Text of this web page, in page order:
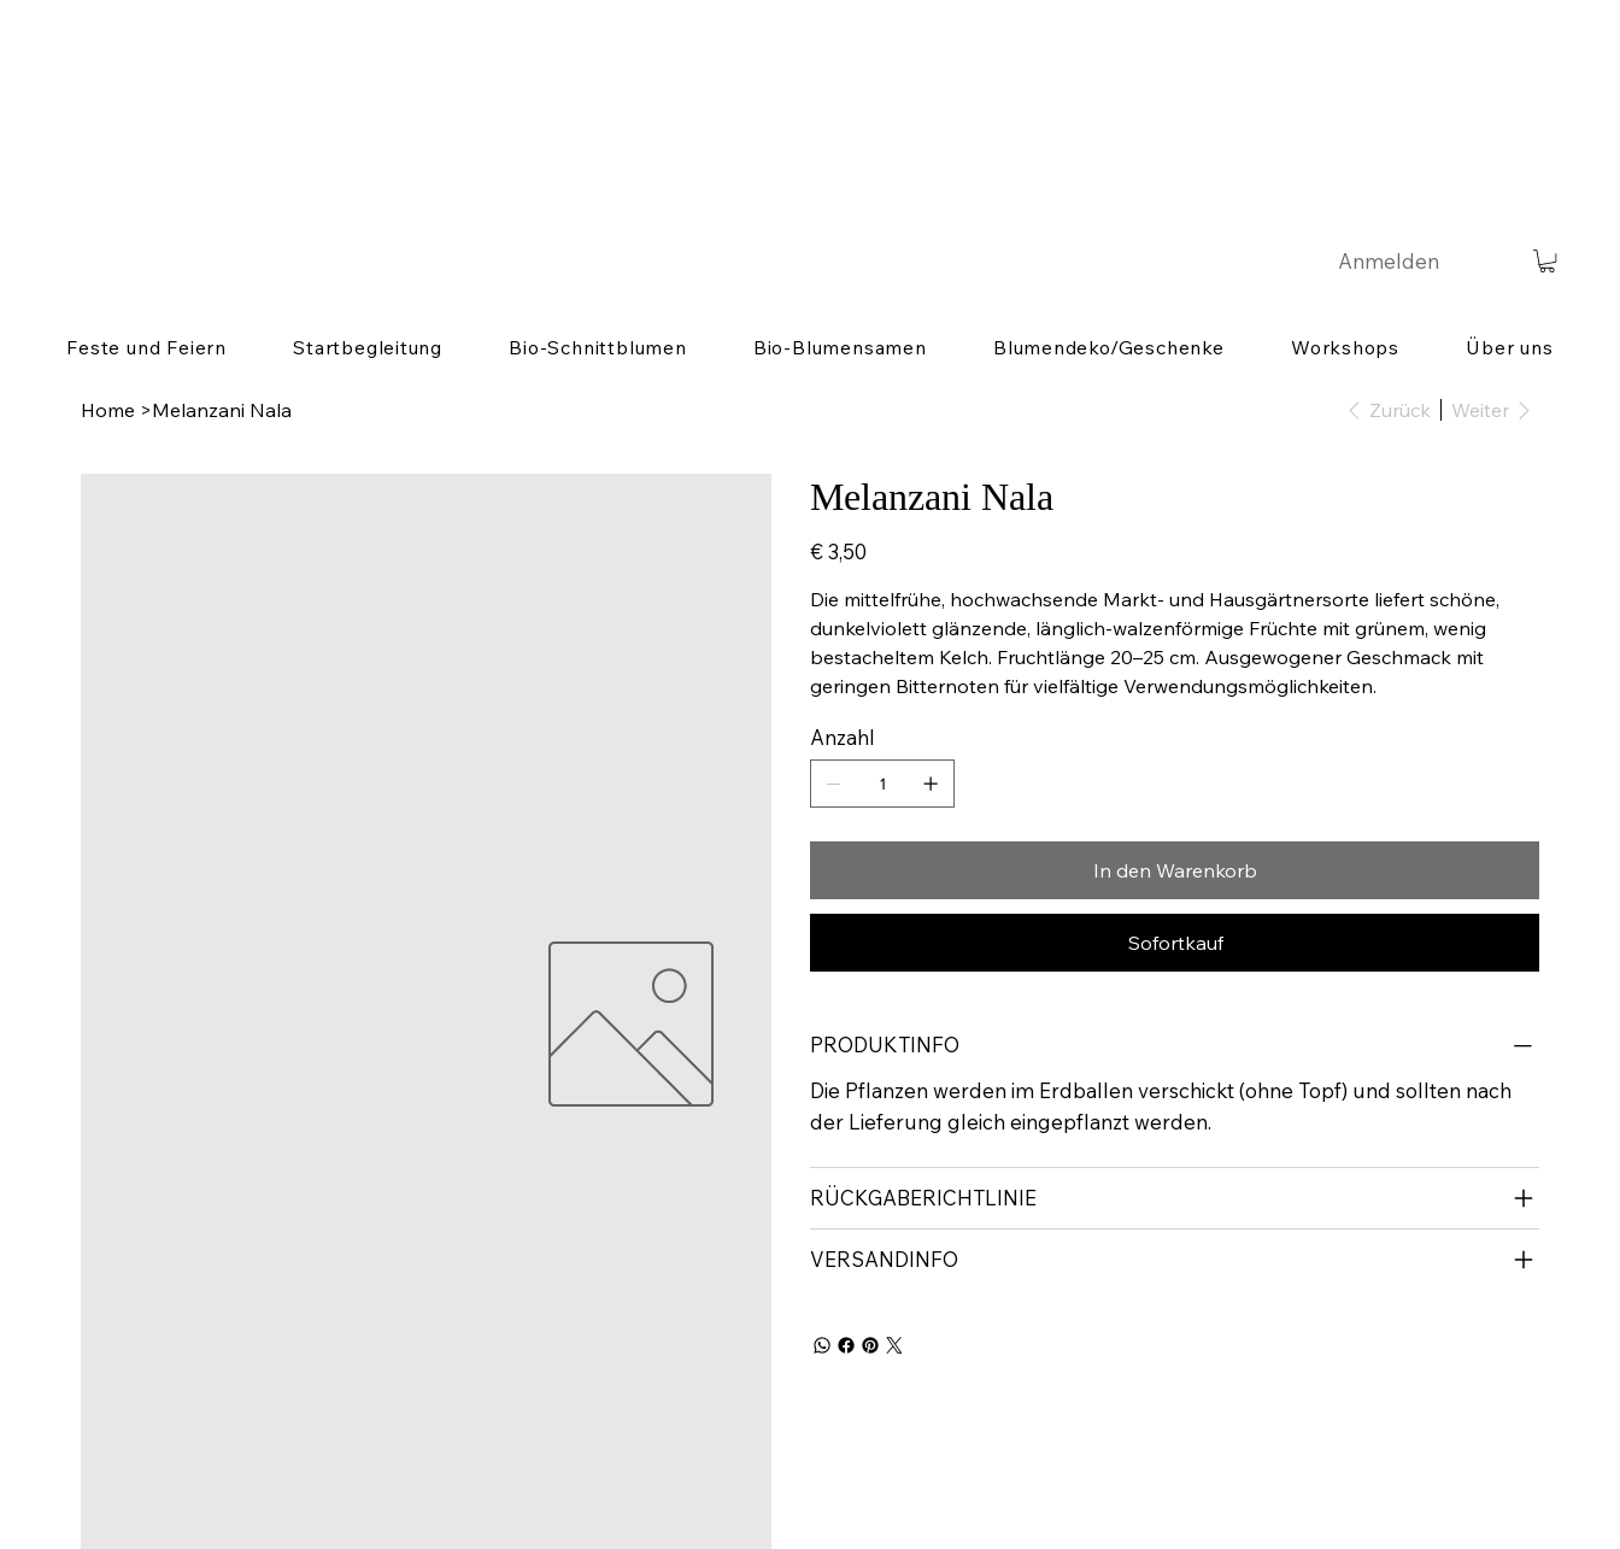
Anmelden
Feste und Feiern Startbegleitung Bio-Schnittblumen Bio-Blumensamen Blumendeko/Geschenke Workshops Über uns
Home >Melanzani Nala Zurück Weiter
Melanzani Nala
Preis
€ 3,50
Die mittelfrühe, hochwachsende Markt- und Hausgärtnersorte liefert schöne,
dunkelviolett glänzende, länglich-walzenförmige Früchte mit grünem, wenig
bestacheltem Kelch. Fruchtlänge 20–25 cm. Ausgewogener Geschmack mit
geringen Bitternoten für vielfältige Verwendungsmöglichkeiten.
Anzahl
In den Warenkorb
Sofortkauf
PRODUKTINFO
Die Pflanzen werden im Erdballen verschickt (ohne Topf) und sollten nach
der Lieferung gleich eingepflanzt werden.
RÜCKGABERICHTLINIE
VERSANDINFO